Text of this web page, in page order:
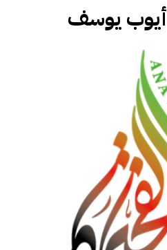
أيوب يوسف